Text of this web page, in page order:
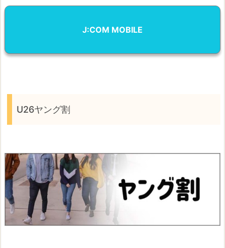
J:COM MOBILE
U26ヤング割